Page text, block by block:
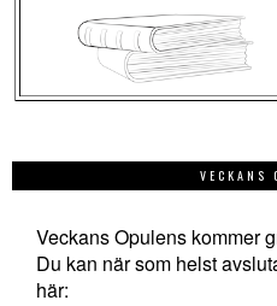
VECKANS
Veckans Opulens kommer
Du kan när som helst
här: